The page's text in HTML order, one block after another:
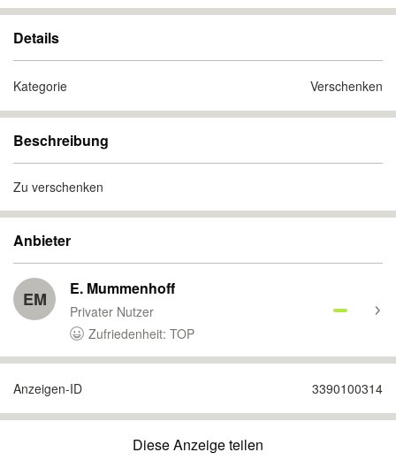
Details
Kategorie Verschenken
Beschreibung
Zu verschenken
Anbieter
EM E. Mummenhoff
Privater Nutzer
Zufriedenheit: TOP
Anzeigen-ID 3390100314
Diese Anzeige teilen